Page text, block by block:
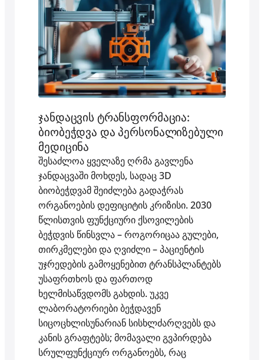
ჯანდაცვის ტრანსფორმაცია:
ბიობეჭდვა და პერსონალიზებული
მედიცინა
შესაძლოა ყველაზე ღრმა გავლენა
ჯანდაცვაში მოხდეს, სადაც 3D
ბიობეჭდვამ შეიძლება გადაჭრას
ორგანოების დეფიციტის კრიზისი. 2030
წლისთვის ფუნქციური ქსოვილების
ბეჭდვის წინსვლა – როგორიცაა გულები,
თირკმელები და ღვიძლი – პაციენტის
უჯრედების გამოყენებით ტრანსპლანტებს
უსაფრთხოს და ფართოდ
ხელმისაწვდომს გახდის. უკვე
ლაბორატორიები ბეჭდავენ
სიცოცხლისუნარიან სისხლძარღვებს და
კანის გრაფტებს; მომავალი გვპირდება
სრულფუნქციურ ორგანოებს, რაც